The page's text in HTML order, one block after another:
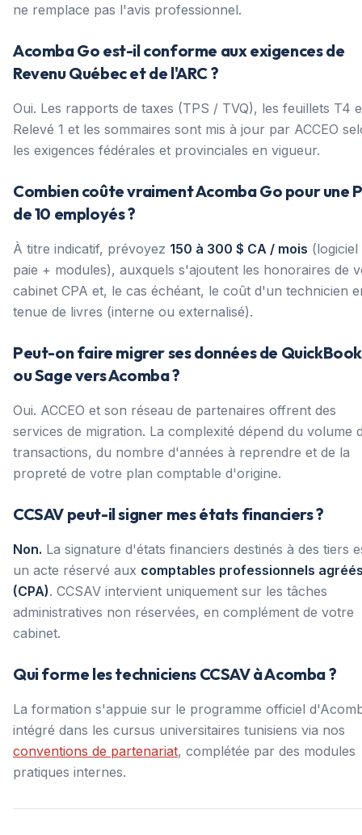
ne remplace pas l'avis professionnel.
Acomba Go est-il conforme aux exigences de
Revenu Québec et de l'ARC ?
Oui. Les rapports de taxes (TPS / TVQ), les feuillets T4
Relevé 1 et les sommaires sont mis à jour par ACCEO
les exigences fédérales et provinciales en vigueur.
Combien coûte vraiment Acomba Go pour une
de 10 employés ?
À titre indicatif, prévoyez 150 à 300 $ CA / mois (logiciel
paie + modules), auxquels s'ajoutent les honoraires de
cabinet CPA et, le cas échéant, le coût d'un technicien
tenue de livres (interne ou externalisé).
Peut-on faire migrer ses données de
ou Sage vers Acomba ?
Oui. ACCEO et son réseau de partenaires offrent des
services de migration. La complexité dépend du volume
transactions, du nombre d'années à reprendre et de la
propreté de votre plan comptable d'origine.
CCSAV peut-il signer mes états financiers ?
Non. La signature d'états financiers destinés à des tiers
un acte réservé aux comptables professionnels
(CPA). CCSAV intervient uniquement sur les tâches
administratives non réservées, en complément de votre
cabinet.
Qui forme les techniciens CCSAV à Acomba ?
La formation s'appuie sur le programme officiel
intégré dans les cursus universitaires tunisiens via nos
conventions de partenariat, complétée par des modules
pratiques internes.